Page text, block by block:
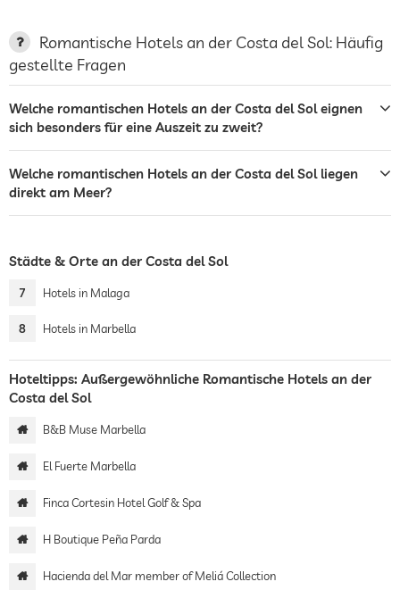
Romantische Hotels an der Costa del Sol: Häufig
gestellte Fragen
Welche romantischen Hotels an der Costa del Sol eignen
sich besonders für eine Auszeit zu zweit?
Welche romantischen Hotels an der Costa del Sol liegen
direkt am Meer?
Städte & Orte an der Costa del Sol
7 Hotels in Malaga
8 Hotels in Marbella
Hoteltipps: Außergewöhnliche Romantische Hotels an der
Costa del Sol
B&B Muse Marbella
El Fuerte Marbella
Finca Cortesin Hotel Golf & Spa
H Boutique Peña Parda
Hacienda del Mar member of Meliá Collection